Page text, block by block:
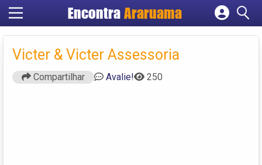
EncontraAraruama
Cadastrar empresa
Criar conta
Victer & Victer Assessoria
Compartilhar Avalie! 250